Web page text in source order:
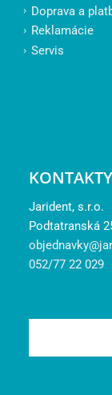
Doprava a
Reklamácie
Servis
KONTAKTY
Jarident, s.r.o.
Podtatranská
052/77 22 029